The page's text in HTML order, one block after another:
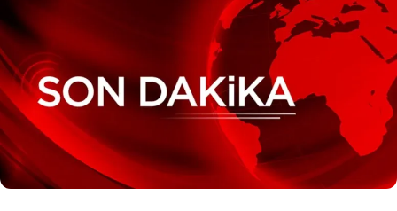
İstanbul Büyükşehir Belediyesi'ne yönelik yeni bir
operasyon düzenlendi. 'İhaleye fesat karıştırma'
suçlaması ile başlatılan soruşturma kapsamında
hakkında gözaltı kararı bulunan 13 isimden 12'si
gözaltına alındı. Öte yandan aynı saatlerde
Üsküdar Belediyesi'ne düzenlenen ikinci dalga
operasyonunda da 7 kişi gözaltına alındı.